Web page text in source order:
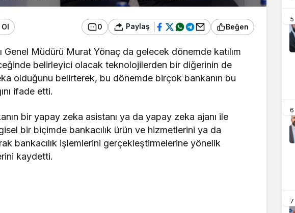
0 Paylaş Beğen
Genel Müdürü Murat Yönaç da gelecek dönemde katılım
belirleyici olacak teknolojilerden bir diğerinin de
olduğunu belirterek, bu dönemde birçok bankanın bu
ifade etti.
bir yapay zeka asistanı ya da yapay zeka ajanı ile
bir biçimde bankacılık ürün ve hizmetlerini ya da
bankacılık işlemlerini gerçekleştirmelerine yönelik
kaydetti.
5
6
7